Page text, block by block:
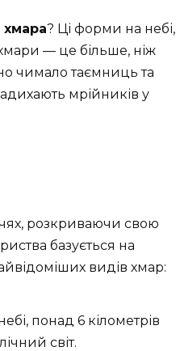
? Ці форми на небі,
— це більше, ніж
чимало таємниць та
мрійників у
розкриваючи свою
базується на
видів хмар:
понад 6 кілометрів
світ.